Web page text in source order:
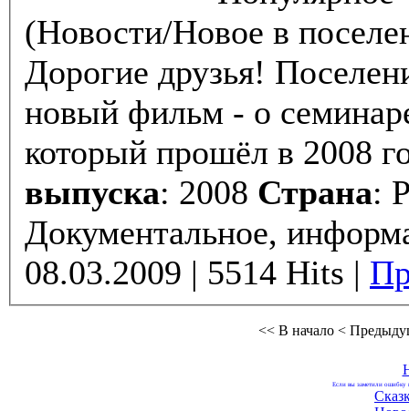
(Новости/Новое в
Дорогие друзья! Поселение Ковчег представляет
новый фильм - о
который прошёл в 2008
выпуска: 2008 Страна:
Документальное,
08.03.2009 | 5514 Hits |
<< В начало <
Если вы заметили ошибку